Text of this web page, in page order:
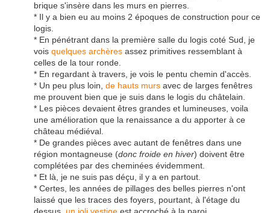
brique s'insère dans les murs en pierres.
* Il y a bien eu au moins 2 époques de construction pour ce
logis.
* En pénétrant dans la première salle du logis coté Sud, je
vois quelques archères assez primitives ressemblant à
celles de la tour ronde.
* En regardant à travers, je vois le pentu chemin d'accès.
* Un peu plus loin, de hauts murs avec de larges fenêtres
me prouvent bien que je suis dans le logis du châtelain.
* Les pièces devaient êtres grandes et lumineuses, voila
une amélioration que la renaissance a du apporter à ce
château médiéval.
* De grandes pièces avec autant de fenêtres dans une
région montagneuse (donc froide en hiver) doivent être
complétées par des cheminées évidemment.
* Et là, je ne suis pas déçu, il y a en partout.
* Certes, les années de pillages des belles pierres n'ont
laissé que les traces des foyers, pourtant, à l'étage du